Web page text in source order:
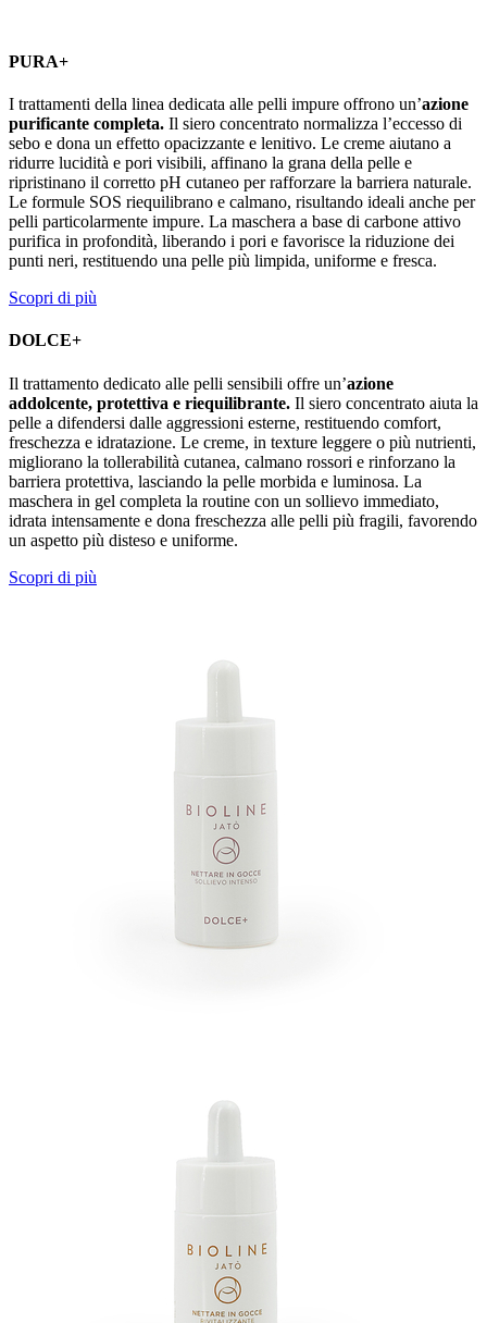
PURA+
I trattamenti della linea dedicata alle pelli impure offrono un’azione
purificante completa. Il siero concentrato normalizza l’eccesso di
sebo e dona un effetto opacizzante e lenitivo. Le creme aiutano a
ridurre lucidità e pori visibili, affinano la grana della pelle e
ripristinano il corretto pH cutaneo per rafforzare la barriera naturale.
Le formule SOS riequilibrano e calmano, risultando ideali anche per
pelli particolarmente impure. La maschera a base di carbone attivo
purifica in profondità, liberando i pori e favorisce la riduzione dei
punti neri, restituendo una pelle più limpida, uniforme e fresca.
Scopri di più
DOLCE+
Il trattamento dedicato alle pelli sensibili offre un’azione
addolcente, protettiva e riequilibrante. Il siero concentrato aiuta la
pelle a difendersi dalle aggressioni esterne, restituendo comfort,
freschezza e idratazione. Le creme, in texture leggere o più nutrienti,
migliorano la tollerabilità cutanea, calmano rossori e rinforzano la
barriera protettiva, lasciando la pelle morbida e luminosa. La
maschera in gel completa la routine con un sollievo immediato,
idrata intensamente e dona freschezza alle pelli più fragili, favorendo
un aspetto più disteso e uniforme.
Scopri di più